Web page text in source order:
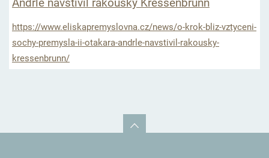
https://www.eliskapremyslovna.cz/news/o-krok-bliz-vztyceni-
sochy-premysla-ii-otakara-andrle-navstivil-rakousky-
kressenbrunn/